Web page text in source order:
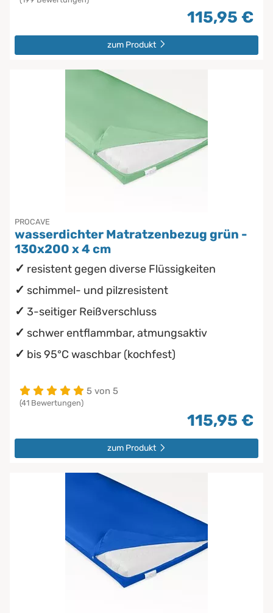
115,95 €
zum Produkt
PROCAVE
wasserdichter Matratzenbezug grün -
130x200 x 4 cm
resistent gegen diverse Flüssigkeiten
schimmel- und pilzresistent
3-seitiger Reißverschluss
schwer entflammbar, atmungsaktiv
bis 95°C waschbar (kochfest)
5 von 5
(41 Bewertungen)
115,95 €
zum Produkt